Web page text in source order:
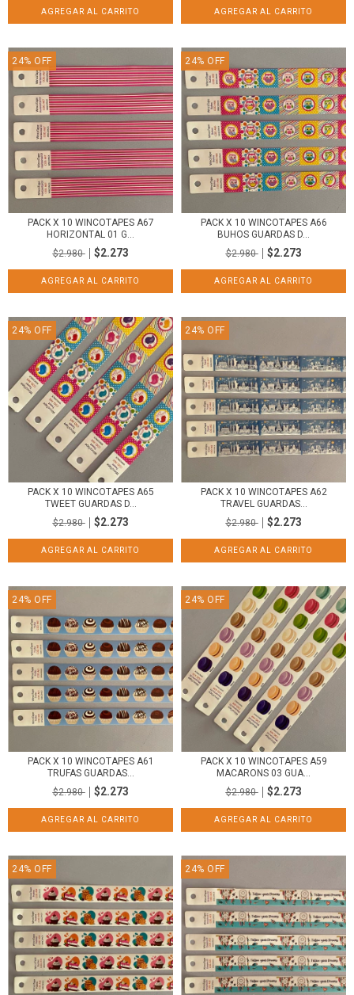
24% OFF
PACK X 10 WINCOTAPES A67
HORIZONTAL 01 G...
$2.980
$2.273
24% OFF
PACK X 10 WINCOTAPES A66
BUHOS GUARDAS D...
$2.980
$2.273
24% OFF
PACK X 10 WINCOTAPES A65
TWEET GUARDAS D...
$2.980
$2.273
24% OFF
PACK X 10 WINCOTAPES A62
TRAVEL GUARDAS...
$2.980
$2.273
24% OFF
PACK X 10 WINCOTAPES A61
TRUFAS GUARDAS...
$2.980
$2.273
24% OFF
PACK X 10 WINCOTAPES A59
MACARONS 03 GUA...
$2.980
$2.273
24% OFF 24% OFF